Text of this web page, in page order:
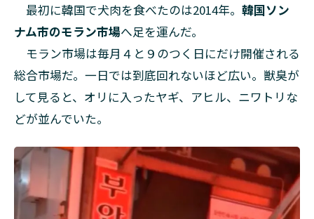
最初に韓国で犬肉を食べたのは2014年。 韓国ソン
ナム市のモラン市場へ足を運んだ。
モラン市場は毎月４と９のつく日にだけ開催される
総合市場だ。一日では到底回れないほど広い。獣臭が
して見ると、オリに入ったヤギ、アヒル、ニワトリな
どが並んでいた。